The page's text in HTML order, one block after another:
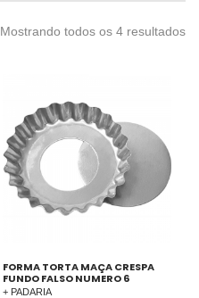
Mostrando todos os 4 resultados
FORMA TORTA MAÇA CRESPA
FUNDO FALSO NUMERO 6
+ PADARIA